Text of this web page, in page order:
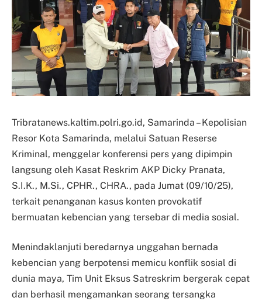
Tribratanews.kaltim.polri.go.id, Samarinda – Kepolisian
Resor Kota Samarinda, melalui Satuan Reserse
Kriminal, menggelar konferensi pers yang dipimpin
langsung oleh Kasat Reskrim AKP Dicky Pranata,
S.I.K., M.Si., CPHR., CHRA., pada Jumat (09/10/25),
terkait penanganan kasus konten provokatif
bermuatan kebencian yang tersebar di media sosial.
Menindaklanjuti beredarnya unggahan bernada
kebencian yang berpotensi memicu konflik sosial di
dunia maya, Tim Unit Eksus Satreskrim bergerak cepat
dan berhasil mengamankan seorang tersangka